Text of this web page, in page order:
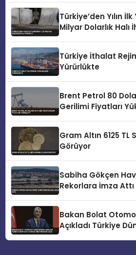
Türkiye’den Yılın İlk
Milyar Dolarlık Halı
Türkiye İthalat
Yürürlükte
Brent Petrol 80
Gerilimi Fiyatları
Gram Altın 6125
Görüyor
Sabiha Gökçen
Rekorlara İmza Attı
Bakan Bolat
Açıkladı Türkiye